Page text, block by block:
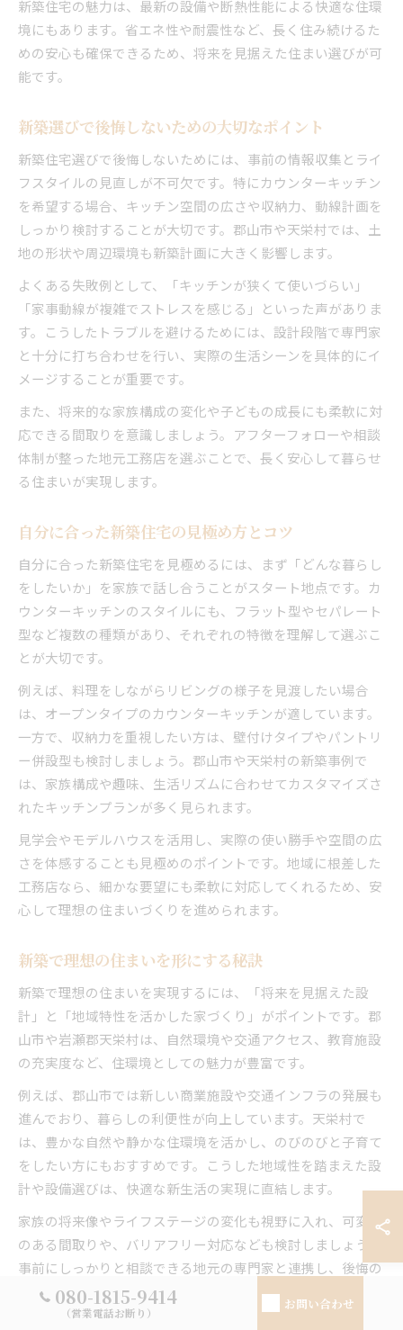
新築住宅の魅力は、最新の設備や断熱性能による快適な住環
境にもあります。省エネ性や耐震性など、長く住み続けるた
めの安心も確保できるため、将来を見据えた住まい選びが可
能です。
新築選びで後悔しないための大切なポイント
新築住宅選びで後悔しないためには、事前の情報収集とライ
フスタイルの見直しが不可欠です。特にカウンターキッチン
を希望する場合、キッチン空間の広さや収納力、動線計画を
しっかり検討することが大切です。郡山市や天栄村では、土
地の形状や周辺環境も新築計画に大きく影響します。
よくある失敗例として、「キッチンが狭くて使いづらい」
「家事動線が複雑でストレスを感じる」といった声がありま
す。こうしたトラブルを避けるためには、設計段階で専門家
と十分に打ち合わせを行い、実際の生活シーンを具体的にイ
メージすることが重要です。
また、将来的な家族構成の変化や子どもの成長にも柔軟に対
応できる間取りを意識しましょう。アフターフォローや相談
体制が整った地元工務店を選ぶことで、長く安心して暮らせ
る住まいが実現します。
自分に合った新築住宅の見極め方とコツ
自分に合った新築住宅を見極めるには、まず「どんな暮らし
をしたいか」を家族で話し合うことがスタート地点です。カ
ウンターキッチンのスタイルにも、フラット型やセパレート
型など複数の種類があり、それぞれの特徴を理解して選ぶこ
とが大切です。
例えば、料理をしながらリビングの様子を見渡したい場合
は、オープンタイプのカウンターキッチンが適しています。
一方で、収納力を重視したい方は、壁付けタイプやパントリ
ー併設型も検討しましょう。郡山市や天栄村の新築事例で
は、家族構成や趣味、生活リズムに合わせてカスタマイズさ
れたキッチンプランが多く見られます。
見学会やモデルハウスを活用し、実際の使い勝手や空間の広
さを体感することも見極めのポイントです。地域に根差した
工務店なら、細かな要望にも柔軟に対応してくれるため、安
心して理想の住まいづくりを進められます。
新築で理想の住まいを形にする秘訣
新築で理想の住まいを実現するには、「将来を見据えた設
計」と「地域特性を活かした家づくり」がポイントです。郡
山市や岩瀬郡天栄村は、自然環境や交通アクセス、教育施設
の充実度など、住環境としての魅力が豊富です。
例えば、郡山市では新しい商業施設や交通インフラの発展も
進んでおり、暮らしの利便性が向上しています。天栄村で
は、豊かな自然や静かな住環境を活かし、のびのびと子育て
をしたい方にもおすすめです。こうした地域性を踏まえた設
計や設備選びは、快適な新生活の実現に直結します。
家族の将来像やライフステージの変化も視野に入れ、可変性
のある間取りや、バリアフリー対応なども検討しましょう。
事前にしっかりと相談できる地元の専門家と連携し、後悔の
ない住まいづくりを目指すことが大切です。
080-1815-9414
（営業電話お断り）
お問い合わせ